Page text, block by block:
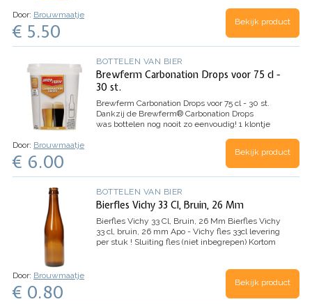
die je nodig hebt voor het carboniseren van 1…
Door: Brouwmaatje
€ 5.50 Bekijk product
BOTTELEN VAN BIER
Brewferm Carbonation Drops voor 75 cl -
30 st.
Brewferm Carbonation Drops voor 75 cl - 30 st.
Dankzij de Brewferm® Carbonation Drops
was bottelen nog nooit zo eenvoudig! 1 klontje
die je nodig hebt voor het carboniseren van 1…
Door: Brouwmaatje
€ 6.00 Bekijk product
BOTTELEN VAN BIER
Bierfles Vichy 33 Cl, Bruin, 26 Mm
Bierfles Vichy 33 Cl, Bruin, 26 Mm Bierfles Vichy
33 cl, bruin, 26 mm Apo - Vichy fles 33cl levering
per stuk ! Sluiting fles (niet inbegrepen) Kortom
Door: Brouwmaatje
€ 0.80 Bekijk product